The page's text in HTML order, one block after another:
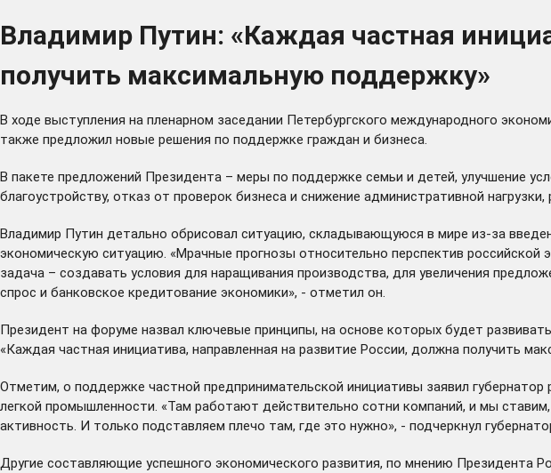
Владимир Путин: «Каждая частная
получить максимальную поддержку»
В ходе выступления на пленарном заседании Петербургского международного
также предложил новые решения по поддержке граждан и бизнеса.
В пакете предложений Президента – меры по поддержке семьи и детей, улучшение
благоустройству, отказ от проверок бизнеса и снижение административной
Владимир Путин детально обрисовал ситуацию, складывающуюся в мире из-за
экономическую ситуацию. «Мрачные прогнозы относительно перспектив
задача – создавать условия для наращивания производства, для увеличения
спрос и банковское кредитование экономики», - отметил он.
Президент на форуме назвал ключевые принципы, на основе которых будет
«Каждая частная инициатива, направленная на развитие России, должна получить
Отметим, о поддержке частной предпринимательской инициативы заявил
легкой промышленности. «Там работают действительно сотни компаний, и мы
активность. И только подставляем плечо там, где это нужно», - подчеркнул
Другие составляющие успешного экономического развития, по мнению Президента